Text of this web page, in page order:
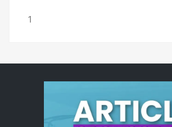
Page:
1